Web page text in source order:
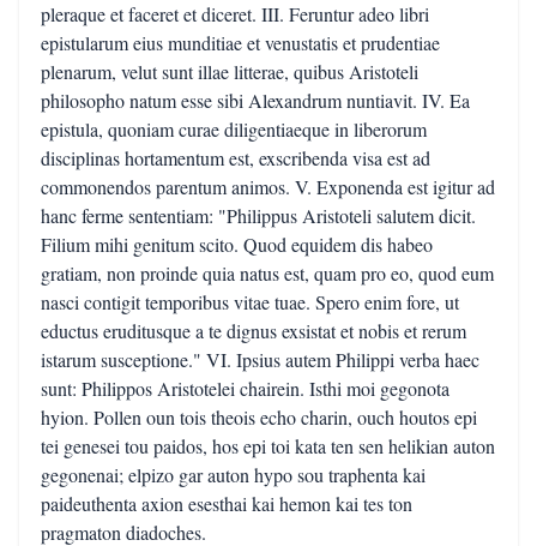
pleraque et faceret et diceret. III. Feruntur adeo libri
epistularum eius munditiae et venustatis et prudentiae
plenarum, velut sunt illae litterae, quibus Aristoteli
philosopho natum esse sibi Alexandrum nuntiavit. IV. Ea
epistula, quoniam curae diligentiaeque in liberorum
disciplinas hortamentum est, exscribenda visa est ad
commonendos parentum animos. V. Exponenda est igitur ad
hanc ferme sententiam: "Philippus Aristoteli salutem dicit.
Filium mihi genitum scito. Quod equidem dis habeo
gratiam, non proinde quia natus est, quam pro eo, quod eum
nasci contigit temporibus vitae tuae. Spero enim fore, ut
eductus eruditusque a te dignus exsistat et nobis et rerum
istarum susceptione." VI. Ipsius autem Philippi verba haec
sunt: Philippos Aristotelei chairein. Isthi moi gegonota
hyion. Pollen oun tois theois echo charin, ouch houtos epi
tei genesei tou paidos, hos epi toi kata ten sen helikian auton
gegonenai; elpizo gar auton hypo sou traphenta kai
paideuthenta axion esesthai kai hemon kai tes ton
pragmaton diadoches.